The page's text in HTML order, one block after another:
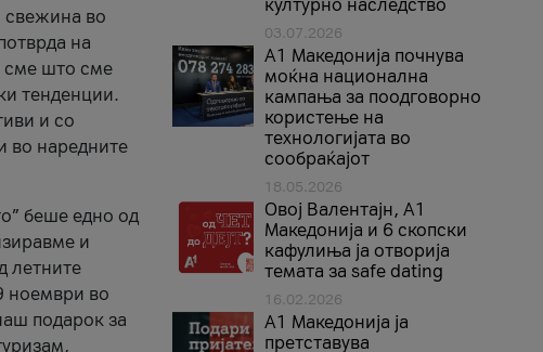
свежина во
на
сме што сме
тенденции.
и со
во наредните
беше едно од
и
летните
ноември во
подарок за
културно наследство
03.07.2026
A1 Македонија почнува
моќна национална
кампања за поодговорно
користење на
технологијата во
сообраќајот
18.05.2026
Овој Валентајн, A1
Македонија и 6 скопски
кафулиња ја отворија
темата за safe dating
16.02.2026
А1 Македонија ја
претставува